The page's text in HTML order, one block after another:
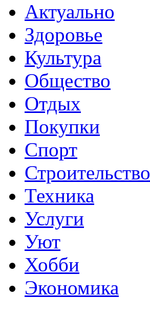
Актуально
Здоровье
Культура
Общество
Отдых
Покупки
Спорт
Строительство
Техника
Услуги
Уют
Хобби
Экономика